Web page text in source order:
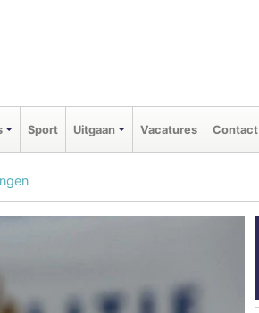
Sport Uitgaan Vacatures Contact